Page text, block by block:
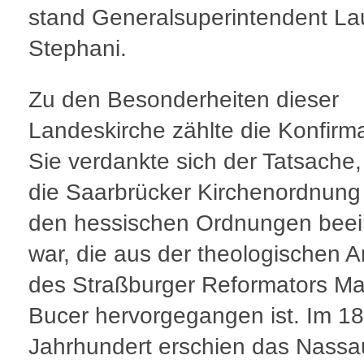
stand Generalsuperintendent
Stephani.
Zu den Besonderheiten dieser
Landeskirche zählte die
Sie verdankte sich der
die Saarbrücker
den hessischen Ordnungen
war, die aus der theologischen
des Straßburger Reformators
Bucer hervorgegangen ist. Im
Jahrhundert erschien das